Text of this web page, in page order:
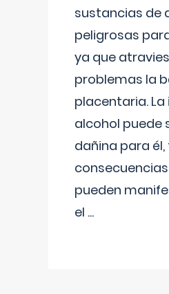
sustancias de
peligrosas
ya que
problemas la
placentaria.
alcohol puede
dañina para
pueden
el ...